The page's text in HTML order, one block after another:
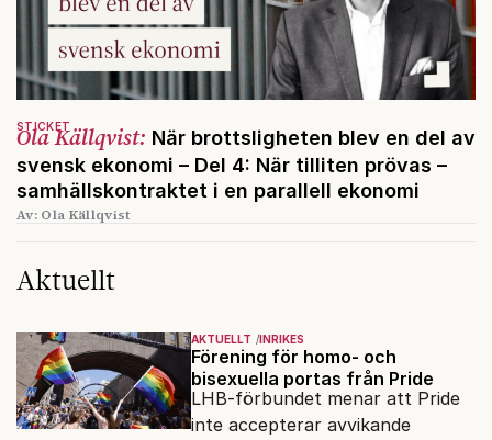
Ola Källqvist: När brottsligheten blev en del av
svensk ekonomi – Del 4: När tilliten prövas –
samhällskontraktet i en parallell ekonomi
STICKET
Av: Ola Källqvist
Aktuellt
AKTUELLT INRIKES
Förening för homo- och
bisexuella portas från Pride
LHB-förbundet menar att Pride
inte accepterar avvikande